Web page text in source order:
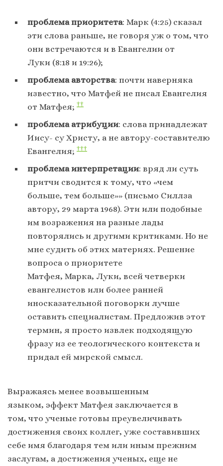
проблема приоритета: Марк (4:25) сказал
эти слова раньше, не говоря уж о том, что
они встречаются и в Евангелии от
Луки (8:18 и 19:26);
проблема авторства: почти наверняка
известно, что Матфей не писал Евангелия
от Матфея; ††
проблема атрибуции: слова принадлежат
Иису- су Христу, а не автору-составителю
Евангелия; †††
проблема интерпретации: вряд ли суть
притчи сводится к тому, что «чем
больше, тем больше»» (письмо Силлза
автору, 29 марта 1968). Эти или подобные
им возражения на разные лады
повторялись и другими критиками. Но не
мне судить об этих материях. Решение
вопроса о приоритете
Матфея, Марка, Луки, всей четверки
евангелистов или более ранней
иносказательной поговорки лучше
оставить специалистам. Предложив этот
термин, я просто извлек подходящую
фразу из ее теологического контекста и
придал ей мирской смысл.
Выражаясь менее возвышенным
языком, эффект Матфея заключается в
том, что ученые готовы преувеличивать
достижения своих коллег, уже составивших
себе имя благодаря тем или иным прежним
заслугам, а достижения ученых, еще не